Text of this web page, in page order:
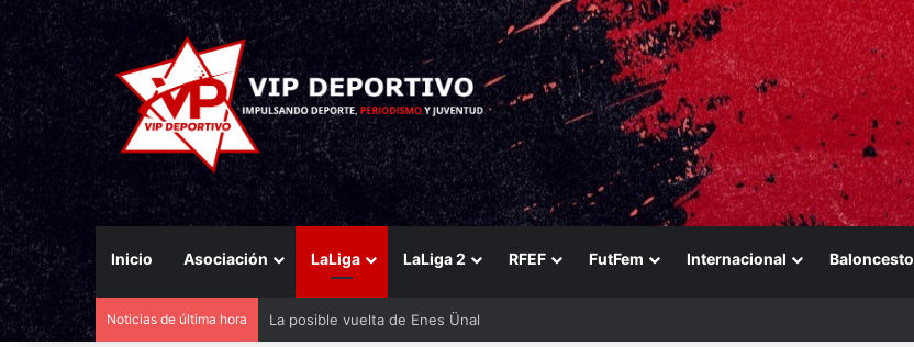
Inicio Asociación LaLiga LaLiga 2 RFEF FutFem Internacional Baloncesto
Noticias de última hora Bandazo de Aprilia y de Michelín a Ducati en un sábado perfecto para Jorge Martín